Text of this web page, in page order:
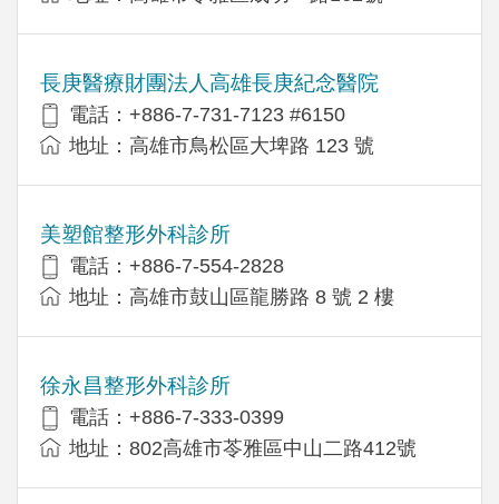
長庚醫療財團法人高雄長庚紀念醫院
電話：+886-7-731-7123 #6150
地址：高雄市鳥松區大埤路 123 號
美塑館整形外科診所
電話：+886-7-554-2828
地址：高雄市鼓山區龍勝路 8 號 2 樓
徐永昌整形外科診所
電話：+886-7-333-0399
地址：802高雄市苓雅區中山二路412號